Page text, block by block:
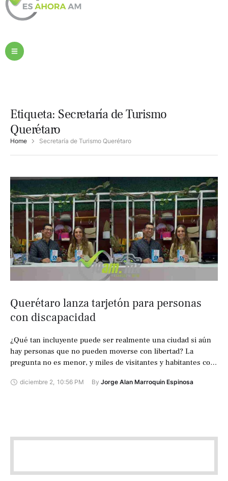
Etiqueta: Secretaría de Turismo
Querétaro
Home Secretaría de Turismo Querétaro
Querétaro lanza tarjetón para personas
con discapacidad
¿Qué tan incluyente puede ser realmente una ciudad si aún
hay personas que no pueden moverse con libertad? La
pregunta no es menor, y miles de visitantes y habitantes con
diciembre 2, 10:56 PM By Jorge Alan Marroquin Espinosa